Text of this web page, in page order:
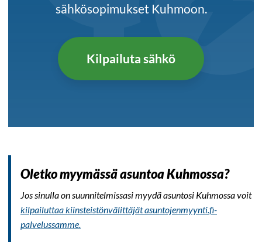
sähkösopimukset Kuhmoon.
Kilpailuta sähkö
Oletko myymässä asuntoa Kuhmossa?
Jos sinulla on suunnitelmissasi myydä asuntosi Kuhmossa voit
kilpailuttaa kiinsteistönvälittäjät asuntojenmyynti.fi-
palvelussamme.